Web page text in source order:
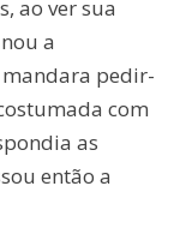
ao ver sua
a
mandara pedir-
com
as
então a